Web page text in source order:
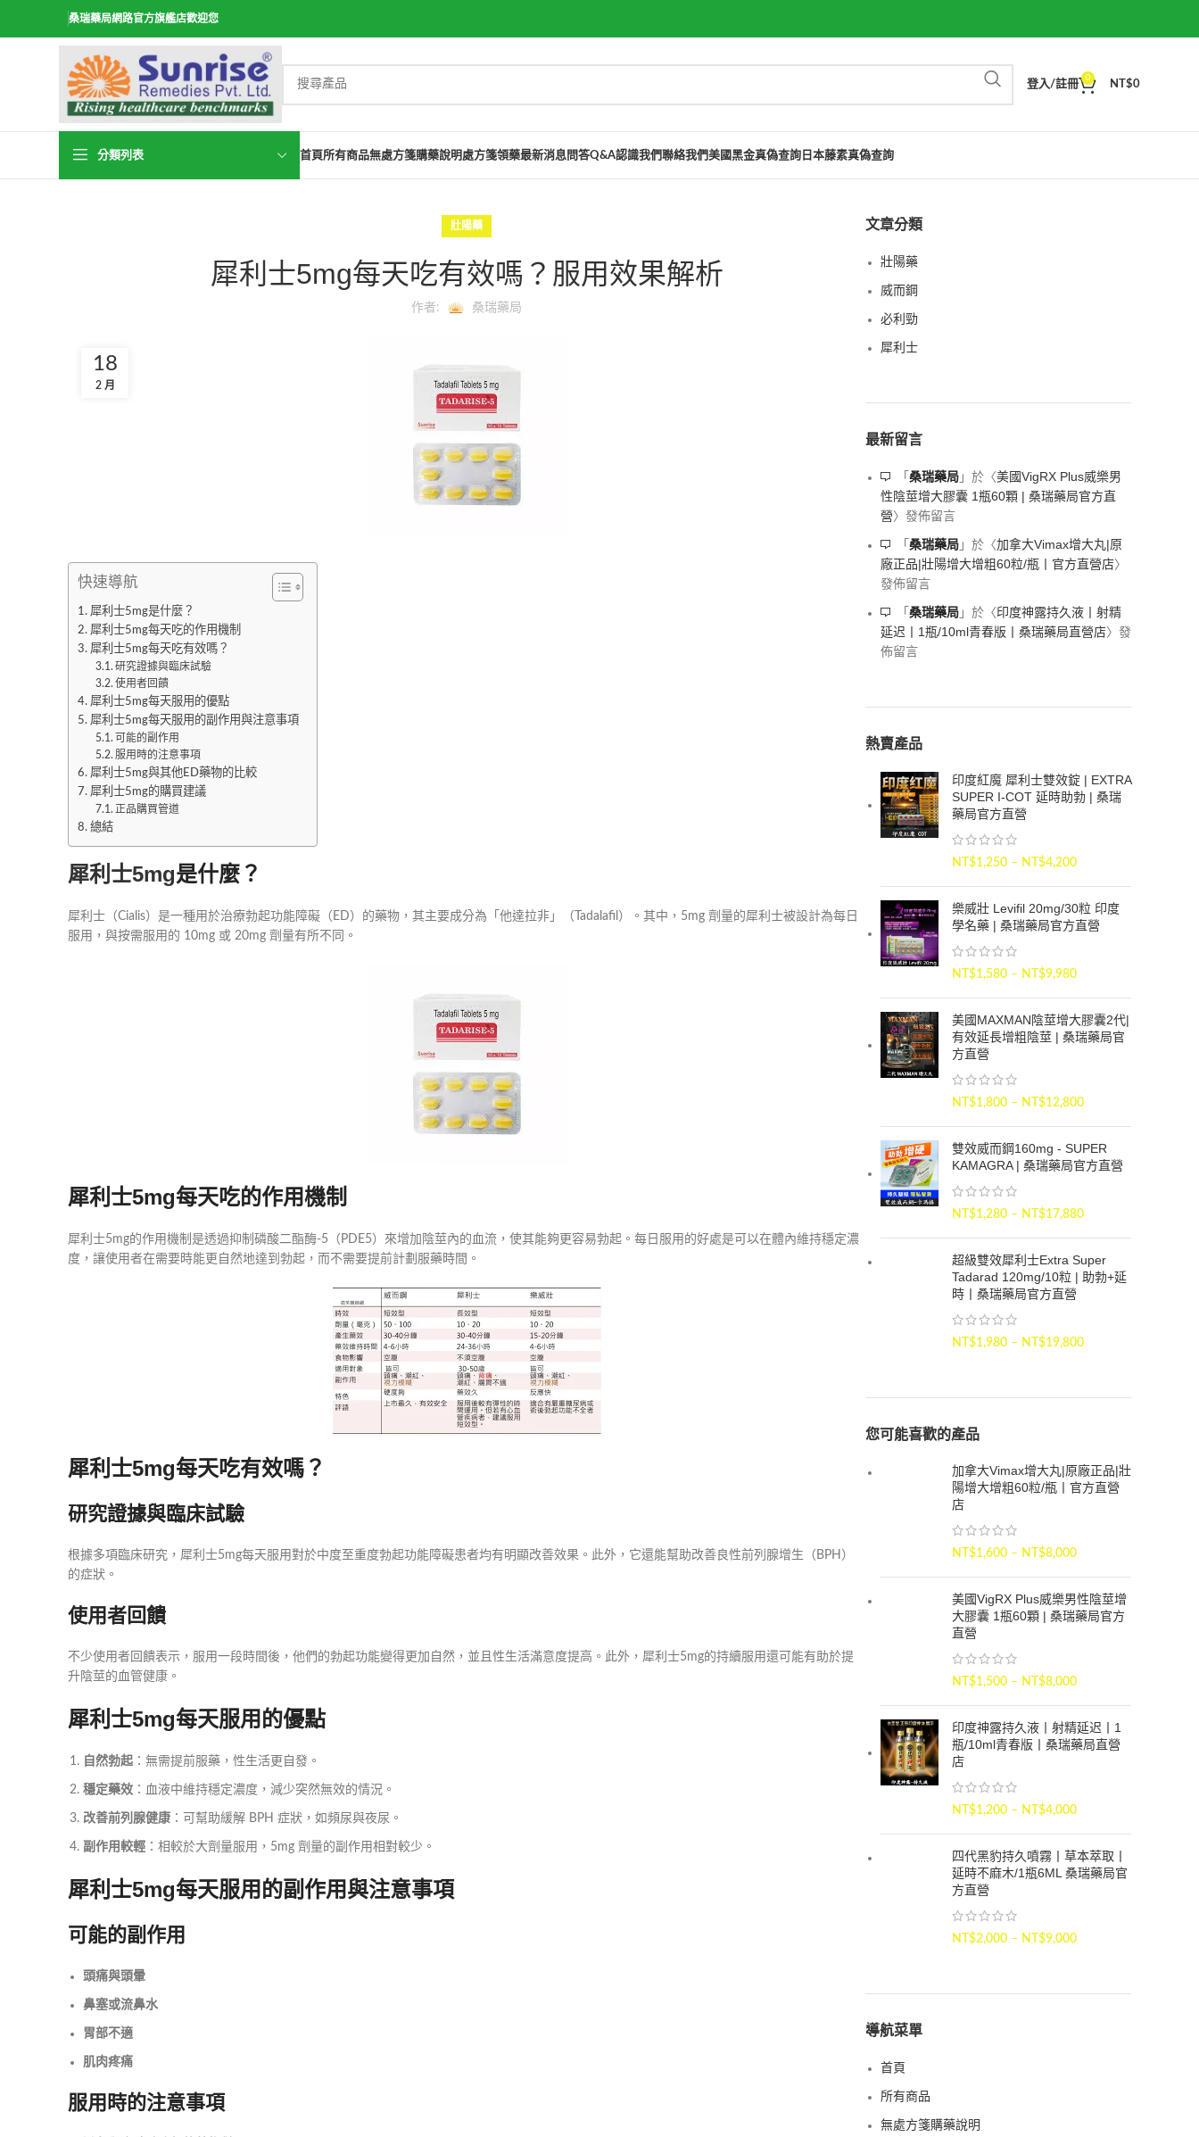
桑瑞藥局網路官方旗艦店歡迎您
登入/註冊
0
NT$0
分類列表 首頁所有商品無處方箋購藥說明 處方箋領藥最新消息 問答Q&A認識我們聯絡我們美國黑金真偽查詢 日本藤素真偽查詢
壯陽藥
犀利士5mg每天吃有效嗎？服用效果解析
作者: 桑瑞藥局
18
2 月
快速導航
犀利士5mg是什麼？
犀利士5mg每天吃的作用機制
犀利士5mg每天吃有效嗎？
研究證據與臨床試驗
使用者回饋
犀利士5mg每天服用的優點
犀利士5mg每天服用的副作用與注意事項
可能的副作用
服用時的注意事項
犀利士5mg與其他ED藥物的比較
犀利士5mg的購買建議
正品購買管道
總結
犀利士5mg是什麼？
犀利士（Cialis）是一種用於治療勃起功能障礙（ED）的藥物，其主要成分為「他達拉非」（Tadalafil）。其中，5mg 劑量的犀利士被設計為每日
服用，與按需服用的 10mg 或 20mg 劑量有所不同。
犀利士5mg每天吃的作用機制
犀利士5mg的作用機制是透過抑制磷酸二酯酶-5（PDE5）來增加陰莖內的血流，使其能夠更容易勃起。每日服用的好處是可以在體內維持穩定濃
度，讓使用者在需要時能更自然地達到勃起，而不需要提前計劃服藥時間。
犀利士5mg每天吃有效嗎？
研究證據與臨床試驗
根據多項臨床研究，犀利士5mg每天服用對於中度至重度勃起功能障礙患者均有明顯改善效果。此外，它還能幫助改善良性前列腺增生（BPH）
的症狀。
使用者回饋
不少使用者回饋表示，服用一段時間後，他們的勃起功能變得更加自然，並且性生活滿意度提高。此外，犀利士5mg的持續服用還可能有助於提
升陰莖的血管健康。
犀利士5mg每天服用的優點
自然勃起 ：無需提前服藥，性生活更自發。
穩定藥效 ：血液中維持穩定濃度，減少突然無效的情況。
改善前列腺健康 ：可幫助緩解 BPH 症狀，如頻尿與夜尿。
副作用較輕 ：相較於大劑量服用，5mg 劑量的副作用相對較少。
犀利士5mg每天服用的副作用與注意事項
可能的副作用
頭痛與頭暈
鼻塞或流鼻水
胃部不適
肌肉疼痛
服用時的注意事項
文章分類
壯陽藥
威而鋼
必利勁
犀利士
最新留言
「 桑瑞藥局 」於〈美國VigRX Plus威樂男
性陰莖增大膠囊 1瓶60顆 | 桑瑞藥局官方直
營 〉發佈留言
「 桑瑞藥局 」於〈加拿大Vimax增大丸|原
廠正品|壯陽增大增粗60粒/瓶丨官方直營店〉
發佈留言
「 桑瑞藥局 」於〈 印度神露持久液丨射精
延迟丨1瓶/10ml青春版丨桑瑞藥局直營店〉發
佈留言
熱賣產品
印度紅魔 犀利士雙效錠 | EXTRA
SUPER I-COT 延時助勃 | 桑瑞
藥局官方直營
NT$1,250 – NT$4,200
樂威壯 Levifil 20mg/30粒 印度
學名藥 | 桑瑞藥局官方直營
NT$1,580 – NT$9,980
美國MAXMAN陰莖增大膠囊2代|
有效延長增粗陰莖 | 桑瑞藥局官
方直營
NT$1,800 – NT$12,800
雙效威而鋼160mg - SUPER
KAMAGRA | 桑瑞藥局官方直營
NT$1,280 – NT$17,880
超級雙效犀利士Extra Super
Tadarad 120mg/10粒 | 助勃+延
時丨桑瑞藥局官方直營
NT$1,980 – NT$19,800
您可能喜歡的產品
加拿大Vimax增大丸|原廠正品|壯
陽增大增粗60粒/瓶丨官方直營
店
NT$1,600 – NT$8,000
美國VigRX Plus威樂男性陰莖增
大膠囊 1瓶60顆 | 桑瑞藥局官方
直營
NT$1,500 – NT$8,000
印度神露持久液丨射精延迟丨1
瓶/10ml青春版丨桑瑞藥局直營
店
NT$1,200 – NT$4,000
四代黑豹持久噴霧丨草本萃取丨
延時不麻木/1瓶6ML 桑瑞藥局官
方直營
NT$2,000 – NT$9,000
導航菜單
首頁
所有商品
無處方箋購藥說明